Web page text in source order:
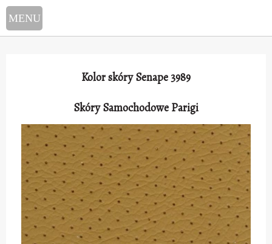
Kolor skóry Senape 3989
Skóry Samochodowe Parigi